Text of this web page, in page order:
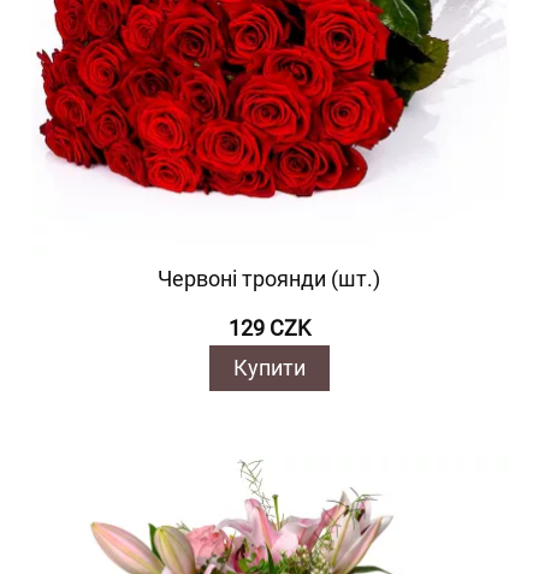
Червоні троянди (шт.)
129 CZK
Купити